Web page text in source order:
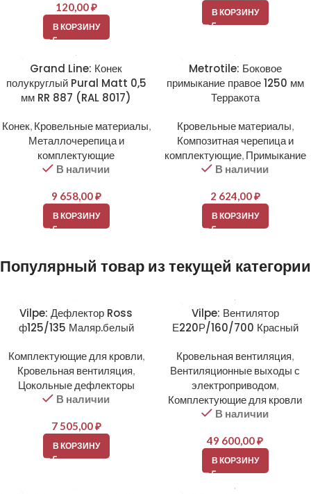
120,00₽
В КОРЗИНУ
В КОРЗИНУ
Grand Line: Конек
полукруглый Pural Matt 0,5
мм RR 887 (RAL 8017)
Конек, Кровельные материалы,
Металлочерепица и
комплектующие
В наличии
9 658,00₽
В КОРЗИНУ
Metrotile: Боковое
примыкание правое 1250 мм
Терракота
Кровельные материалы,
Композитная черепица и
комплектующие, Примыкание
В наличии
2 624,00₽
В КОРЗИНУ
Популярный товар из текущей категории
Vilpe: Дефлектор Ross
ф125/135 Маляр.белый
Комплектующие для кровли,
Кровельная вентиляция,
Цокольные дефлекторы
В наличии
7 505,00₽
В КОРЗИНУ
Vilpe: Вентилятор
Е220Р/160/700 Красный
Кровельная вентиляция,
Вентиляционные выходы с
электроприводом,
Комплектующие для кровли
В наличии
49 600,00₽
В КОРЗИНУ